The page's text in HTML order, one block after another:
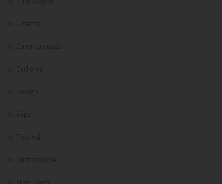
Cinéma
Communiqués
Cyclisme
Design
Expo
Festival
Gastronomie